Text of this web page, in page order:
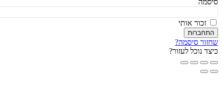
זכור אותי
סיסמה?
נוכל לעזור?